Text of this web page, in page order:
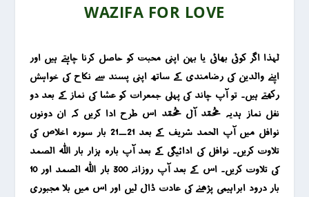
WAZIFA FOR LOVE
لہذا اگر کوئی بھائی یا بہن اپنی محبت کو حاصل کرنا چاہتے ہیں اور
اپنے والدین کی رضامندی کے ساتھ اپنی پسند سے نکاح کی خواہش
رکھتے ہیں۔ تو آپ چاند کی پہلی جمعرات کو عشا کی نماز کے بعد دو
نفل نماز ہدیہ محمد آل محمد اس طرح ادا کریں کہ ان دونوں
نوافل میں آپ الحمد شریف کے بعد 21_21 بار سورہ اخلاص کی
تلاوت کریں۔ نوافل کی ادائیگی کے بعد آپ بارہ ہزار بار اللہ الصمد
کی تلاوت کریں۔ اس کے بعد آپ روزانہ 300 بار اللہ الصمد اور 10
بار درود ابراہیمی پڑھنے کی عادت ڈال لیں اور اس میں بلا مجبوری